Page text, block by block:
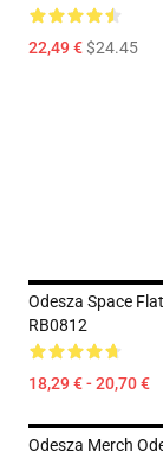
22,49 €$24.45
Odesza Space
RB0812
18,29 € - 20,70 €
Odesza Merch